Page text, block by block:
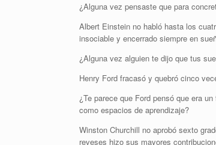
¿Alguna vez pensaste que para
Albert Einstein no habló hasta los
insociable y encerrado siempre en
¿Alguna vez alguien te dijo que tus
Henry Ford fracasó y quebró cinco
¿Te parece que Ford pensó que era
como espacios de aprendizaje?
Winston Churchill no aprobó sexto
reveses hizo sus mayores